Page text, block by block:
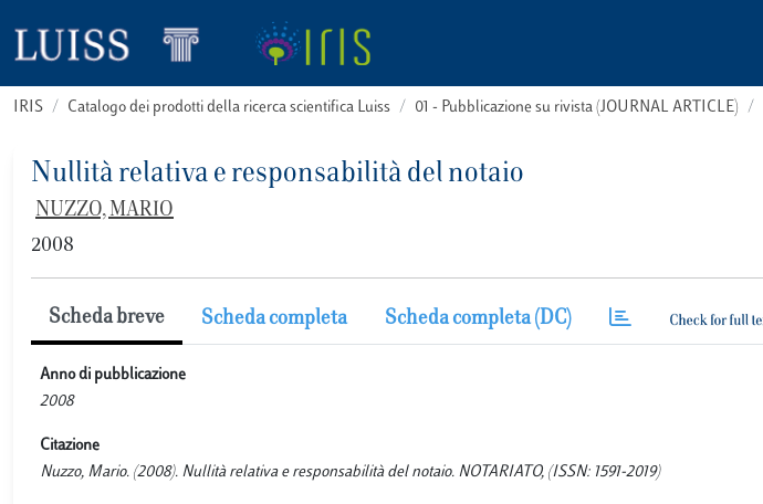
IRIS Catalogo dei prodotti della ricerca scientifica Luiss 01 - Pubblicazione su rivista (JOURNAL ARTICLE)
Nullità relativa e responsabilità del notaio
NUZZO, MARIO
2008
Scheda breve Scheda completa Scheda completa (DC)
Anno di pubblicazione
2008
Citazione
Nuzzo, Mario. (2008). Nullità relativa e responsabilità del notaio. NOTARIATO, (ISSN: 1591-2019)